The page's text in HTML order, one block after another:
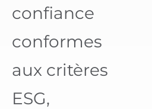
confiance
conformes
aux critères
ESG,